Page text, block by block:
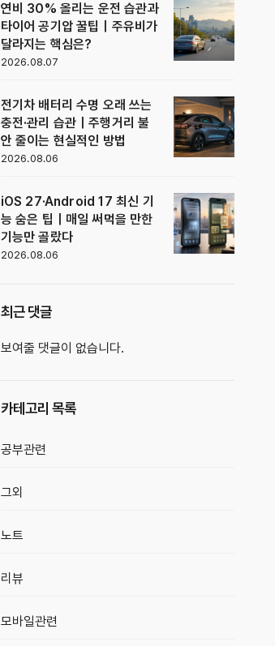
연비 30% 올리는 운전 습관과
타이어 공기압 꿀팁｜주유비가
달라지는 핵심은?
2026.08.07
전기차 배터리 수명 오래 쓰는
충전·관리 습관｜주행거리 불
안 줄이는 현실적인 방법
2026.08.06
iOS 27·Android 17 최신 기
능 숨은 팁｜매일 써먹을 만한
기능만 골랐다
2026.08.06
최근 댓글
보여줄 댓글이 없습니다.
카테고리 목록
공부관련
그외
노트
리뷰
모바일관련